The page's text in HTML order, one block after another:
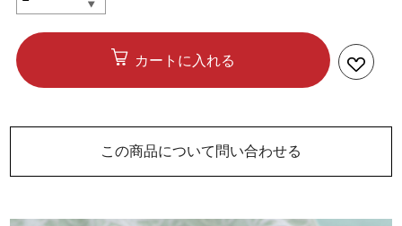
カートに入れる
この商品について問い合わせる